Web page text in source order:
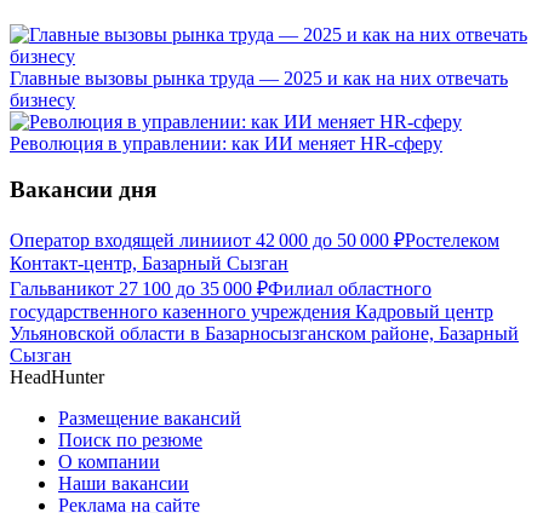
Главные вызовы рынка труда — 2025 и как на них отвечать
бизнесу
Революция в управлении: как ИИ меняет HR-сферу
Вакансии дня
Оператор входящей линииот 42 000 до 50 000 ₽Ростелеком
Контакт-центр, Базарный Сызган
Гальваникот 27 100 до 35 000 ₽Филиал областного
государственного казенного учреждения Кадровый центр
Ульяновской области в Базарносызганском районе, Базарный
Сызган
HeadHunter
Размещение вакансий
Поиск по резюме
О компании
Наши вакансии
Реклама на сайте